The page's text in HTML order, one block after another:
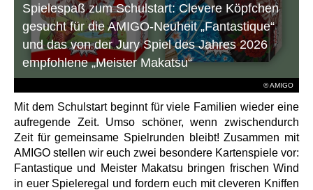
© AMIGO
Spielespaß zum Schulstart: Clevere Köpfchen
gesucht für die AMIGO-Neuheit „Fantastique“
und das von der Jury Spiel des Jahres 2026
empfohlene „Meister Makatsu“
Mit dem Schulstart beginnt für viele Familien wieder eine
aufregende Zeit. Umso schöner, wenn zwischendurch
Zeit für gemeinsame Spielrunden bleibt! Zusammen mit
AMIGO stellen wir euch zwei besondere Kartenspiele vor:
Fantastique und Meister Makatsu bringen frischen Wind
in euer Spieleregal und fordern euch mit cleveren Kniffen